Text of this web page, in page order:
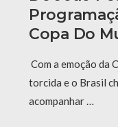
Copa Do
Com a emoção da
torcida e o Brasil
acompanhar …